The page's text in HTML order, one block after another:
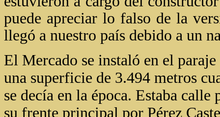
puede apreciar lo falso de la
llegó a nuestro país debido a un
El Mercado se instaló en el
una superficie de 3.494 metros
se decía en la época. Estaba
su frente principal por Pérez